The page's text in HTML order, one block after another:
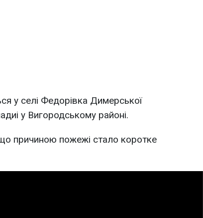
у селі Федорівка Димерської
у Вигородському районі.
причиною пожежі стало коротке